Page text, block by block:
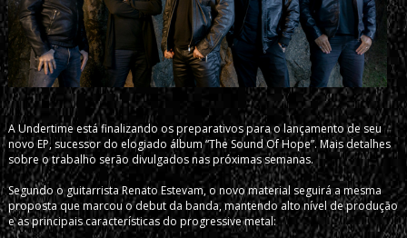
A Undertime está finalizando os preparativos para o lançamento de seu
novo EP, sucessor do elogiado álbum “The Sound Of Hope”. Mais detalhes
sobre o trabalho serão divulgados nas próximas semanas.
Segundo o guitarrista Renato Estevam, o novo material seguirá a mesma
proposta que marcou o debut da banda, mantendo alto nível de produção
e as principais características do progressive metal: